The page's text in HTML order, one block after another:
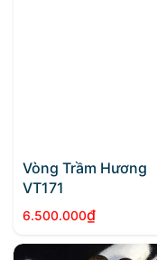
Vòng Trầm Hương
VT171
6.500.000₫